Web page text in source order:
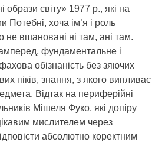
образи світу» 1977 р., які на
Потебні, хоча ім’я і роль
не вшановані ні там, ані там.
фундаментальне і
обізнаність без зяючих
піків, знання, з якого випливає
Відтак на периферійні
Мішеля Фуко, які допіру
мислителем через
абсолютно коректним